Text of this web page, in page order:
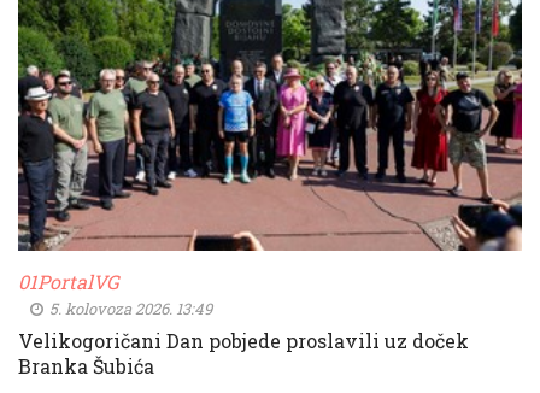
01PortalVG
5. kolovoza 2026. 13:49
Velikogoričani Dan pobjede proslavili uz doček
Branka Šubića